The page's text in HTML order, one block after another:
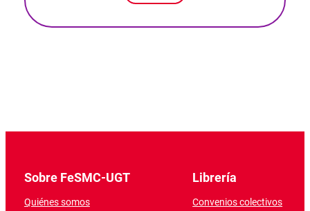
Sobre FeSMC-UGT
Quiénes somos
Librería
Convenios colectivos